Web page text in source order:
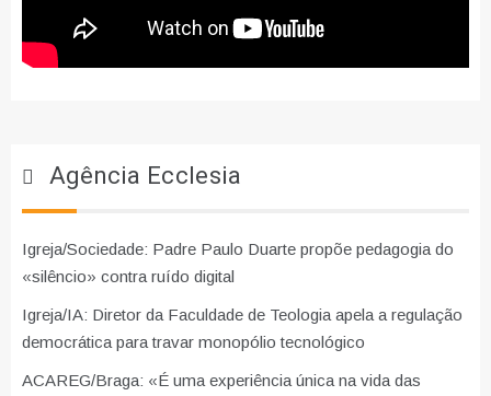
Agência Ecclesia
Igreja/Sociedade: Padre Paulo Duarte propõe pedagogia do
«silêncio» contra ruído digital
Igreja/IA: Diretor da Faculdade de Teologia apela a regulação
democrática para travar monopólio tecnológico
ACAREG/Braga: «É uma experiência única na vida das